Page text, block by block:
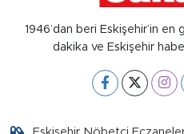
1946’dan beri Eskişehir’in
dakika ve Eskişehir